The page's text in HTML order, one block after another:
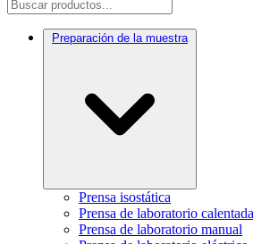
Preparación de la muestra
Prensa isostática
Prensa de laboratorio
Prensa de laboratorio manual